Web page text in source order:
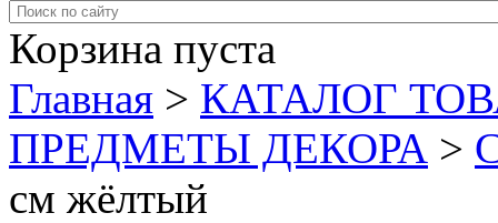
Корзина пуста
Главная > КАТАЛОГ
ПРЕДМЕТЫ ДЕКОРА >
см жёлтый